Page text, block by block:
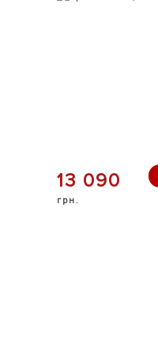
13 090
грн.